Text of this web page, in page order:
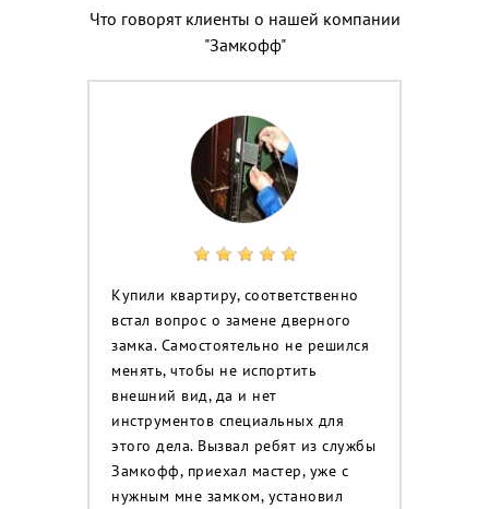
Что говорят клиенты о нашей компании
"Замкофф"
Купили квартиру, соответственно
встал вопрос о замене дверного
замка. Самостоятельно не решился
менять, чтобы не испортить
внешний вид, да и нет
инструментов специальных для
этого дела. Вызвал ребят из службы
Замкофф, приехал мастер, уже с
нужным мне замком, установил